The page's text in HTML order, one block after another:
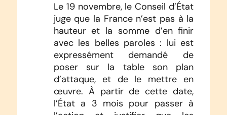
Le 19 novembre, le Conseil d’État
juge que la France n’est pas à la
hauteur et la somme d’en finir
avec les belles paroles : lui est
expressément demandé de
poser sur la table son plan
d’attaque, et de le mettre en
œuvre. À partir de cette date,
l’État a 3 mois pour passer à